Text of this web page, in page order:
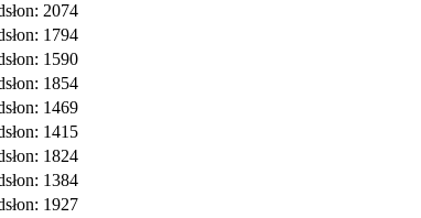
2074
1794
1590
1854
1469
1415
1824
1384
1927